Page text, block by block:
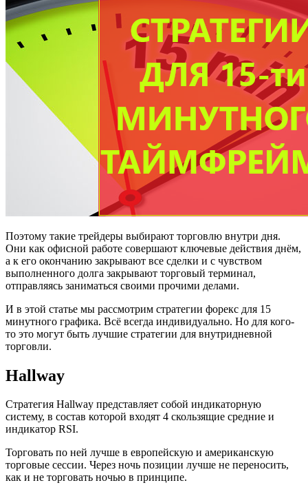
Поэтому такие трейдеры выбирают торговлю внутри дня.
Они как офисной работе совершают ключевые действия днём,
а к его окончанию закрывают все сделки и с чувством
выполненного долга закрывают торговый терминал,
отправляясь заниматься своими прочими делами.
И в этой статье мы рассмотрим стратегии форекс для 15
минутного графика. Всё всегда индивидуально. Но для кого-
то это могут быть лучшие стратегии для внутридневной
торговли.
Hallway
Стратегия Hallway представляет собой индикаторную
систему, в состав которой входят 4 скользящие средние и
индикатор RSI.
Торговать по ней лучше в европейскую и американскую
торговые сессии. Через ночь позиции лучше не переносить,
как и не торговать ночью в принципе.